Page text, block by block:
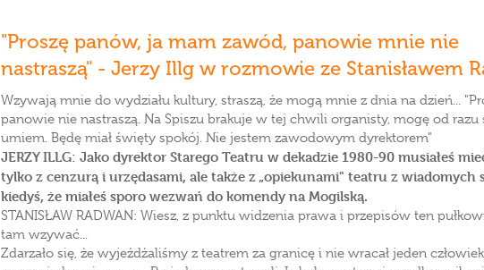
"Proszę panów, ja mam zawód, panowie mnie nie
nastraszą" - Jerzy Illg w rozmowie ze Stanisławem
Wzywają mnie do wydziału kultury, straszą, że mogą mnie z dnia na dzień...
panowie nie nastraszą. Na Spiszu brakuje w tej chwili organisty, mogę od razu
umiem. Będę miał święty spokój. Nie jestem zawodowym dyrektorem"
JERZY ILLG: Jako dyrektor Starego Teatru w dekadzie 1980-90 musiałeś
tylko z cenzurą i urzędasami, ale także z „opiekunami" teatru z wiadomych
kiedyś, że miałeś sporo wezwań do komendy na Mogilską.
STANISŁAW RADWAN: Wiesz, z punktu widzenia prawa i przepisów ten
tam wzywać...
Zdarzało się, że wyjeżdżaliśmy z teatrem za granicę i nie wracał jeden